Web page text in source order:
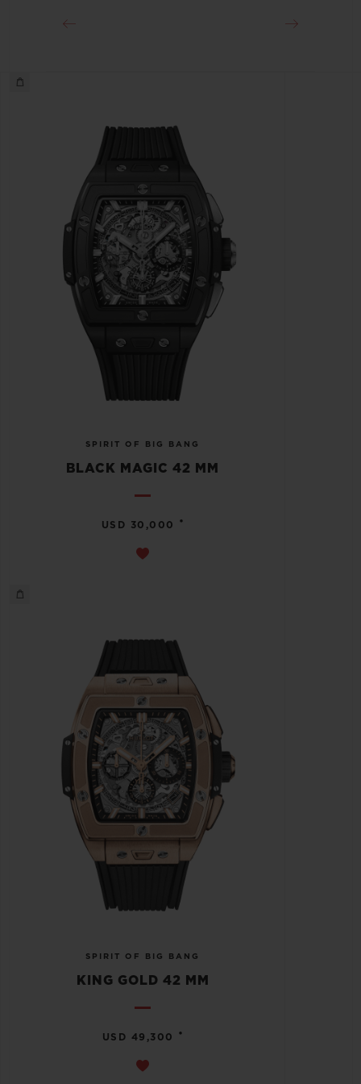
SPIRIT OF BIG BANG
BLACK MAGIC 42 MM
USD 30,000 •
SPIRIT OF BIG BANG
KING GOLD 42 MM
USD 49,300 •